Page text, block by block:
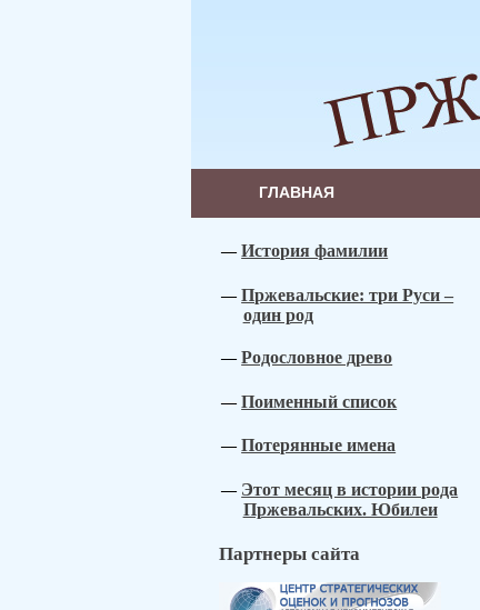
ГЛАВНАЯ
История фамилии
Пржевальские: три Руси –
один род
Родословное древо
Поименный список
Потерянные имена
Этот месяц в истории рода
Пржевальских. Юбилеи
Партнеры сайта